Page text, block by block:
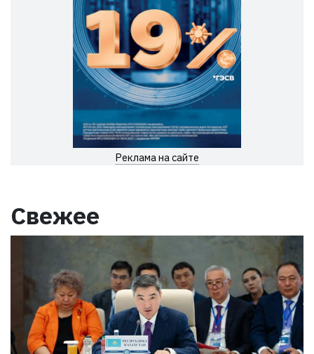
Реклама на сайте
Свежее